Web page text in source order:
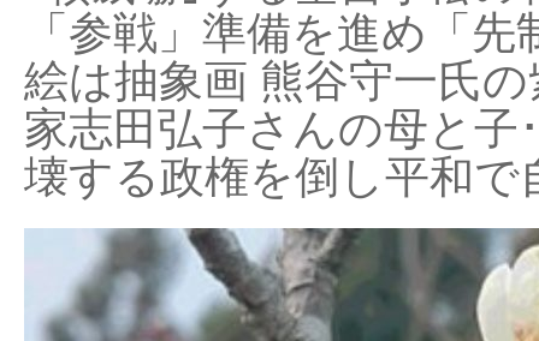
「参戦」準備を進め「
絵は抽象画 熊谷守一氏
家志田弘子さんの母と子
壊する政権を倒し平和